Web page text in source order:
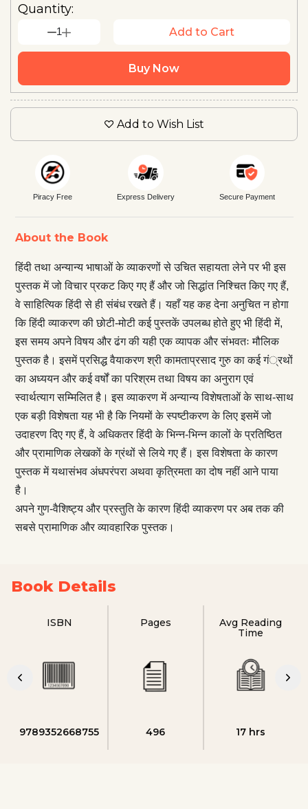
Quantity:
1 Add to Cart
Buy Now
Add to Wish List
Piracy Free Express Delivery Secure Payment
About the Book
हिंदी तथा अन्यान्य भाषाओं के व्याकरणों से उचित सहायता लेने पर भी इस
पुस्तक में जो विचार प्रकट किए गए हैं और जो सिद्धांत निश्चित किए गए हैं,
वे साहित्यिक हिंदी से ही संबंध रखते हैं। यहाँ यह कह देना अनुचित न होगा
कि हिंदी व्याकरण की छोटी-मोटी कई पुस्तकें उपलब्ध होते हुए भी हिंदी में,
इस समय अपने विषय और ढंग की यही एक व्यापक और संभवतः मौलिक
पुस्तक है। इसमें प्रसिद्ध वैयाकरण श्री कामताप्रसाद गुरु का कई गं्रथों
का अध्ययन और कई वर्षों का परिश्रम तथा विषय का अनुराग एवं
स्वार्थत्याग सम्मिलित है। इस व्याकरण में अन्यान्य विशेषताओं के साथ-साथ
एक बड़ी विशेषता यह भी है कि नियमों के स्पष्टीकरण के लिए इसमें जो
उदाहरण दिए गए हैं, वे अधिकतर हिंदी के भिन्न-भिन्न कालों के प्रतिष्ठित
और प्रामाणिक लेखकों के ग्रंथों से लिये गए हैं। इस विशेषता के कारण
पुस्तक में यथासंभव अंधपरंपरा अथवा कृत्रिमता का दोष नहीं आने पाया
है।
अपने गुण-वैशिष्ट्य और प्रस्तुति के कारण हिंदी व्याकरण पर अब तक की
सबसे प्रामाणिक और व्यावहारिक पुस्तक।
Book Details
ISBN
9789352668755
Pages
496
Avg Reading
Time
17 hrs